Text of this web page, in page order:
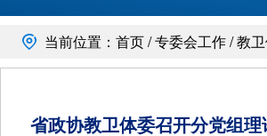
当前位置：首页 / 专委会工作 / 教
省政协教卫体委召开分党组理